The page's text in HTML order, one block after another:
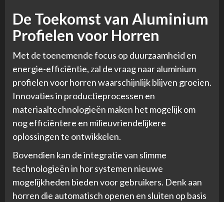
De Toekomst van Aluminium
Profielen voor Horren
Met de toenemende focus op duurzaamheid en
energie-efficiëntie, zal de vraag naar aluminium
profielen voor horren waarschijnlijk blijven groeien.
Innovaties in productieprocessen en
materiaaltechnologieën maken het mogelijk om
nog efficiëntere en milieuvriendelijkere
oplossingen te ontwikkelen.
Bovendien kan de integratie van slimme
technologieën in hor systemen nieuwe
mogelijkheden bieden voor gebruikers. Denk aan
horren die automatisch openen en sluiten op basis